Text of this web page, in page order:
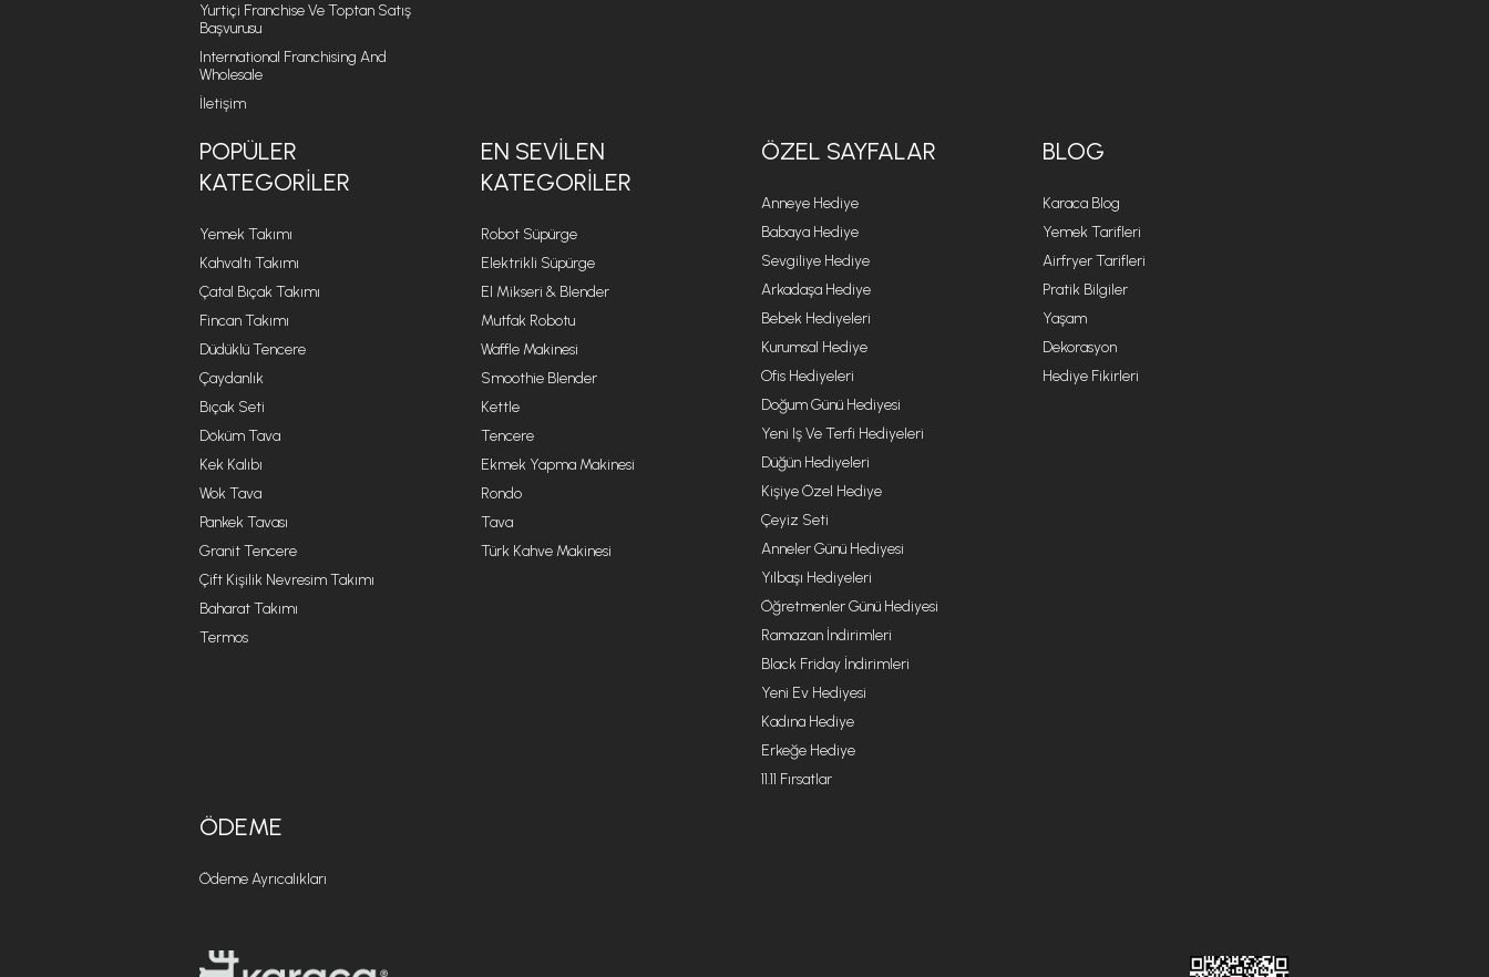
Yurtiçi Franchise Ve Toptan Satış
Başvurusu
International Franchising And
Wholesale
İletişim
POPÜLER
KATEGORILER
Yemek Takımı
Kahvaltı Takımı
Çatal Bıçak Takımı
Fincan Takımı
Düdüklü Tencere
Çaydanlık
Bıçak Seti
Döküm Tava
Kek Kalıbı
Wok Tava
Pankek Tavası
Granit Tencere
Çift Kişilik Nevresim Takımı
Baharat Takımı
Termos
EN SEVILEN
KATEGORILER
Robot Süpürge
Elektrikli Süpürge
El Mikseri & Blender
Mutfak Robotu
Waffle Makinesi
Smoothie Blender
Kettle
Tencere
Ekmek Yapma Makinesi
Rondo
Tava
Türk Kahve Makinesi
ÖZEL SAYFALAR
Anneye Hediye
Babaya Hediye
Sevgiliye Hediye
Arkadaşa Hediye
Bebek Hediyeleri
Kurumsal Hediye
Ofis Hediyeleri
Doğum Günü Hediyesi
Yeni Iş Ve Terfi Hediyeleri
Düğün Hediyeleri
Kişiye Özel Hediye
Çeyiz Seti
Anneler Günü Hediyesi
Yılbaşı Hediyeleri
Öğretmenler Günü Hediyesi
Ramazan İndirimleri
Black Friday İndirimleri
Yeni Ev Hediyesi
Kadına Hediye
Erkeğe Hediye
11.11 Fırsatlar
BLOG
Karaca Blog
Yemek Tarifleri
Airfryer Tarifleri
Pratik Bilgiler
Yaşam
Dekorasyon
Hediye Fikirleri
ÖDEME
Ödeme Ayrıcalıkları